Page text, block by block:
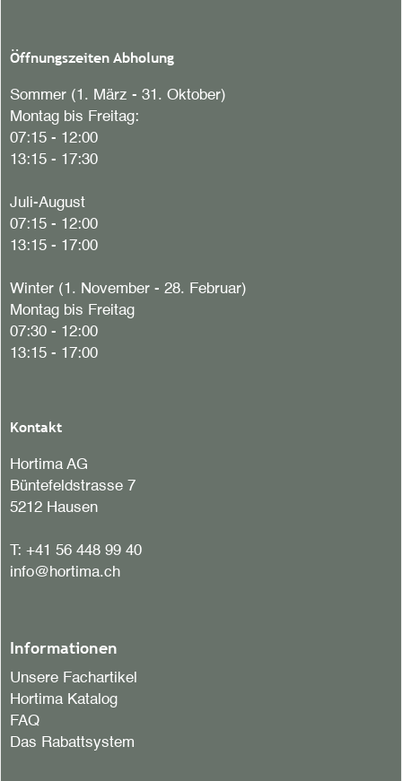
Öffnungszeiten Abholung
Sommer (1. März - 31. Oktober)
Montag bis Freitag:
07:15 - 12:00
13:15 - 17:30
Juli-August
07:15 - 12:00
13:15 - 17:00
Winter (1. November - 28. Februar)
Montag bis Freitag
07:30 - 12:00
13:15 - 17:00
Kontakt
Hortima AG
Büntefeldstrasse 7
5212 Hausen
T: +41 56 448 99 40
info@hortima.ch
Informationen
Unsere Fachartikel
Hortima Katalog
FAQ
Das Rabattsystem